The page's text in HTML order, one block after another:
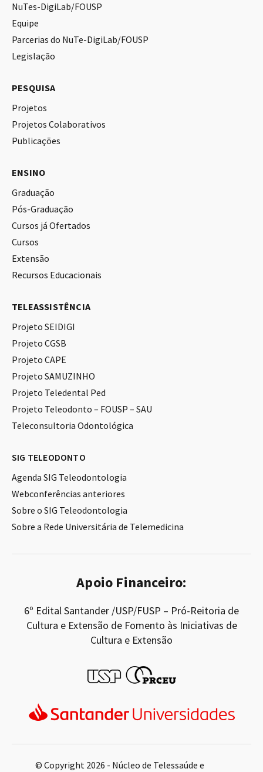
NuTes-DigiLab/FOUSP
Equipe
Parcerias do NuTe-DigiLab/FOUSP
Legislação
PESQUISA
Projetos
Projetos Colaborativos
Publicações
ENSINO
Graduação
Pós-Graduação
Cursos já Ofertados
Cursos
Extensão
Recursos Educacionais
TELEASSISTÊNCIA
Projeto SEIDIGI
Projeto CGSB
Projeto CAPE
Projeto SAMUZINHO
Projeto Teledental Ped
Projeto Teleodonto – FOUSP – SAU
Teleconsultoria Odontológica
SIG TELEODONTO
Agenda SIG Teleodontologia
Webconferências anteriores
Sobre o SIG Teleodontologia
Sobre a Rede Universitária de Telemedicina
Apoio Financeiro:
6º Edital Santander /USP/FUSP – Pró-Reitoria de
Cultura e Extensão de Fomento às Iniciativas de
Cultura e Extensão
© Copyright 2026 - Núcleo de Telessaúde e